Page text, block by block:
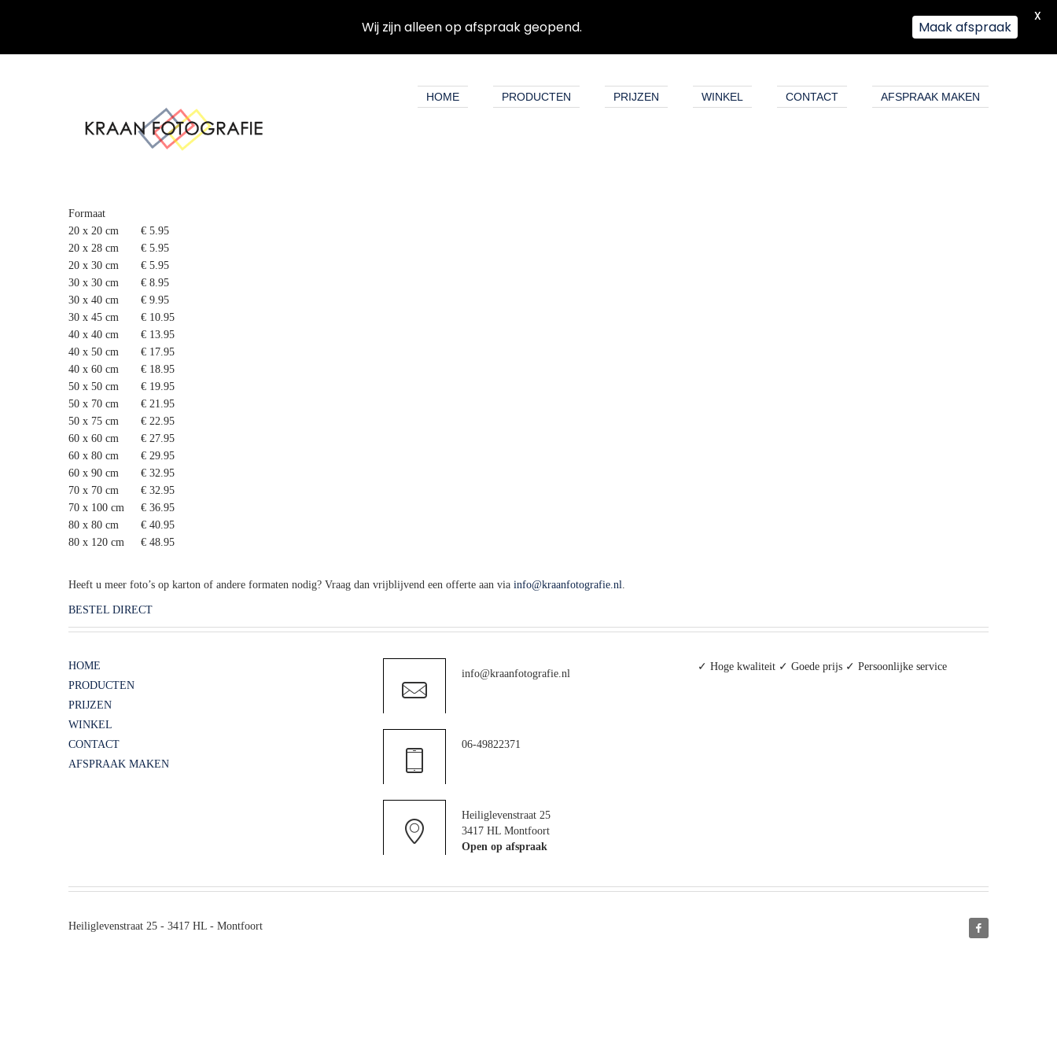
HOME PRODUCTEN PRIJZEN WINKEL CONTACT AFSPRAAK MAKEN
Formaat
20 x 20 cm
€ 5.95
20 x 28 cm
€ 5.95
20 x 30 cm
€ 5.95
30 x 30 cm
€ 8.95
30 x 40 cm
€ 9.95
30 x 45 cm
€ 10.95
40 x 40 cm
€ 13.95
40 x 50 cm
€ 17.95
40 x 60 cm
€ 18.95
50 x 50 cm
€ 19.95
50 x 70 cm
€ 21.95
50 x 75 cm
€ 22.95
60 x 60 cm
€ 27.95
60 x 80 cm
€ 29.95
60 x 90 cm
€ 32.95
70 x 70 cm
€ 32.95
70 x 100 cm
€ 36.95
80 x 80 cm
€ 40.95
80 x 120 cm
€ 48.95
Heeft u meer foto’s op karton of andere formaten nodig? Vraag dan vrijblijvend een offerte aan via info@kraanfotografie.nl.
BESTEL DIRECT
HOME
PRODUCTEN
PRIJZEN
WINKEL
CONTACT
AFSPRAAK MAKEN
info@kraanfotografie.nl
06-49822371
Heiliglevenstraat 25
3417 HL Montfoort
Open op afspraak
✓ Hoge kwaliteit ✓ Goede prijs ✓ Persoonlijke service
Heiliglevenstraat 25 - 3417 HL - Montfoort
Wij zijn alleen op afspraak geopend. Maak afspraak
X